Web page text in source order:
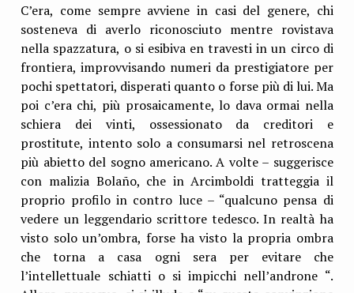
C’era, come sempre avviene in casi del genere, chi
sosteneva di averlo riconosciuto mentre rovistava
nella spazzatura, o si esibiva en travesti in un circo di
frontiera, improvvisando numeri da prestigiatore per
pochi spettatori, disperati quanto o forse più di lui. Ma
poi c’era chi, più prosaicamente, lo dava ormai nella
schiera dei vinti, ossessionato da creditori e
prostitute, intento solo a consumarsi nel retroscena
più abietto del sogno americano. A volte – suggerisce
con malizia Bolaño, che in Arcimboldi tratteggia il
proprio profilo in contro luce – “qualcuno pensa di
vedere un leggendario scrittore tedesco. In realtà ha
visto solo un’ombra, forse ha visto la propria ombra
che torna a casa ogni sera per evitare che
l’intellettuale schiatti o si impicchi nell’androne “.